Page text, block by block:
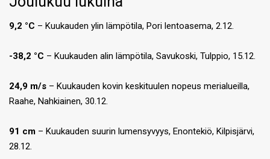
9,2 °C – Kuukauden ylin lämpötila, Pori lentoasema, 2.12.
-38,2 °C – Kuukauden alin lämpötila, Savukoski, Tulppio, 15.12.
24,9 m/s – Kuukauden kovin keskituulen nopeus merialueilla,
Raahe, Nahkiainen, 30.12.
91 cm – Kuukauden suurin lumensyvyys, Enontekiö, Kilpisjärvi,
28.12.